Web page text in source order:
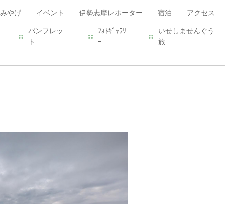
やげ イベント 伊勢志摩レポーター 宿泊 アクセス
パンフレッ
ト
ﾌｫﾄｷﾞｬﾗﾘ
ｰ
いせしませんぐう
旅